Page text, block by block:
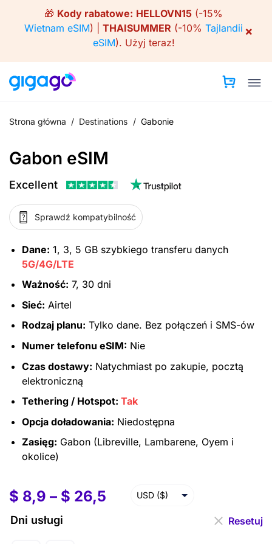
🎁 Kody rabatowe: HELLOVN15 (-15%
Wietnam eSIM) | THAISUMMER (-10% Tajlandii
eSIM). Użyj teraz!
×
Strona główna / Destinations / Gabonie
Gabon eSIM
Excellent
Sprawdź kompatybilność
Dane: 1, 3, 5 GB szybkiego transferu danych
5G/4G/LTE
Ważność: 7, 30 dni
Sieć: Airtel
Rodzaj planu: Tylko dane. Bez połączeń i SMS-ów
Numer telefonu eSIM: Nie
Czas dostawy: Natychmiast po zakupie, pocztą
elektroniczną
Tethering / Hotspot: Tak
Opcja doładowania: Niedostępna
Zasięg: Gabon (Libreville, Lambarene, Oyem i
okolice)
$ 8,9 – $ 26,5 USD ($)
Dni usługi Resetuj